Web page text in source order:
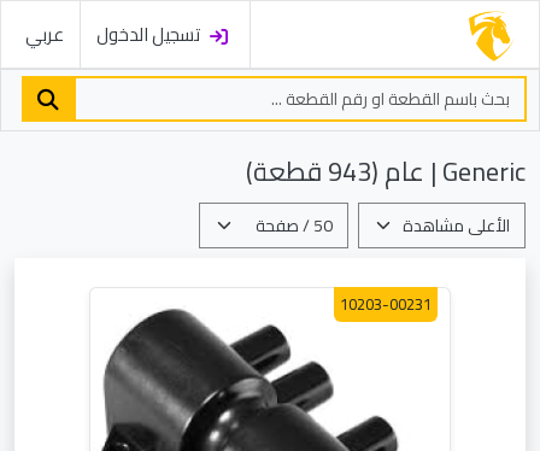
تسجيل الدخول عربي
Generic | عام (943 قطعة)
10203-00231